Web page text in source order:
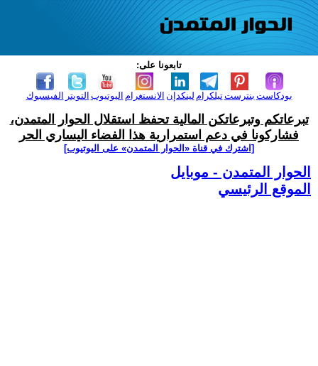
تابعونا على:
الفيسبوك التويتر اليوتيوب الانستغرام لينكدإن تيلكرامبنترست بودكاست
تبرعاتكم وتبرعاتكن المالية تحفظ استقلال الحوار المتمدن،
فشاركونا في دعم استمرارية هذا الفضاء اليساري الحر
[اشترك في قناة ‫«الحوار المتمدن» على اليوتيوب]
الحوار المتمدن - موبايل
الموقع الرئيسي